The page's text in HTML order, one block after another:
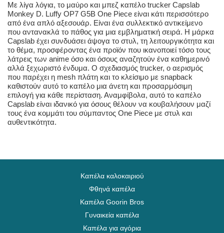
Με λίγα λόγια, το μαύρο και μπεζ καπέλο trucker Capslab
Monkey D. Luffy OP7 G5B One Piece είναι κάτι περισσότερο
από ένα απλό αξεσουάρ. Είναι ένα συλλεκτικό αντικείμενο
που αντανακλά το πάθος για μια εμβληματική σειρά. Η μάρκα
Capslab έχει συνδυάσει άψογα το στυλ, τη λειτουργικότητα και
το θέμα, προσφέροντας ένα προϊόν που ικανοποιεί τόσο τους
λάτρεις των anime όσο και όσους αναζητούν ένα καθημερινό
αλλά ξεχωριστό ένδυμα. Ο σχεδιασμός trucker, ο αερισμός
που παρέχει η mesh πλάτη και το κλείσιμο με snapback
καθιστούν αυτό το καπέλο μια άνετη και προσαρμόσιμη
επιλογή για κάθε περίσταση. Αναμφίβολα, αυτό το καπέλο
Capslab είναι ιδανικό για όσους θέλουν να κουβαλήσουν μαζί
τους ένα κομμάτι του σύμπαντος One Piece με στυλ και
αυθεντικότητα.
Καπέλα καλοκαιριού
Φθηνά καπέλα
Καπέλα Goorin Bros
Γυναικεία καπέλα
Καπέλα για αγόρια